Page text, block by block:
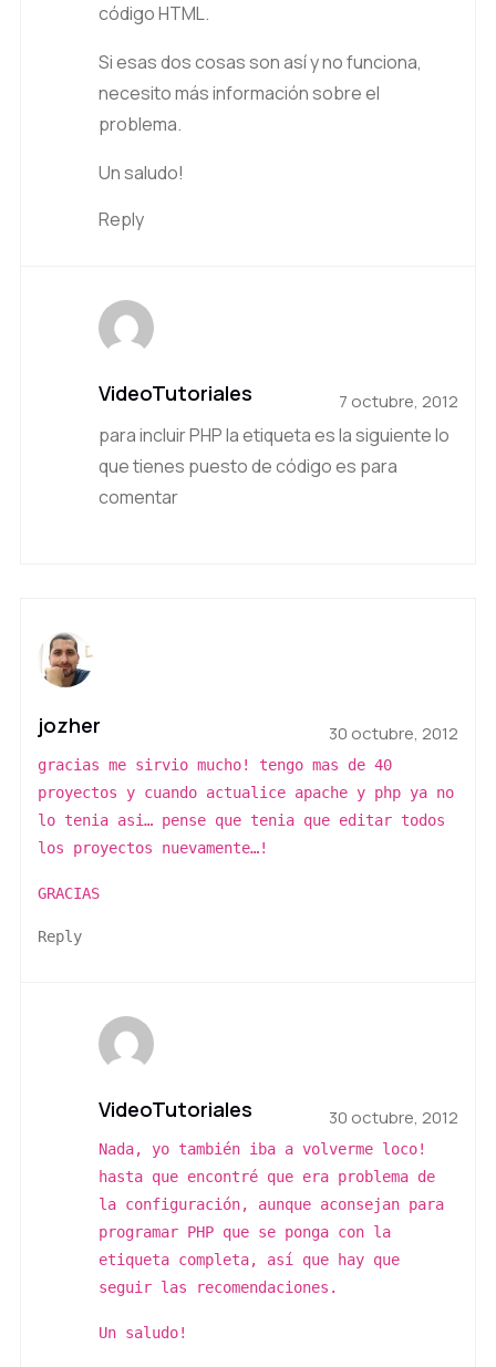
código HTML.
Si esas dos cosas son así y no funciona,
necesito más información sobre el
problema.
Un saludo!
Reply
VideoTutoriales 7 octubre, 2012
para incluir PHP la etiqueta es la siguientelo
que tienes puesto de código es para
comentar
jozher 30 octubre, 2012
gracias me sirvio mucho! tengo mas de 40
proyectos y cuando actualice apache y php ya no
lo tenia asi… pense que tenia que editar todos
los proyectos nuevamente…!
GRACIAS
Reply
VideoTutoriales 30 octubre, 2012
Nada, yo también iba a volverme loco!
hasta que encontré que era problema de
la configuración, aunque aconsejan para
programar PHP que se ponga con la
etiqueta completa, así que hay que
seguir las recomendaciones.
Un saludo!